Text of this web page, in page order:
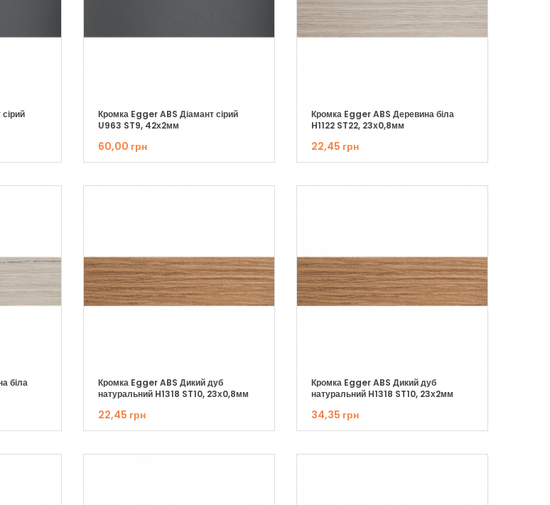
Кромка Egger ABS Діамант сірий
U963 ST9, 42х2мм
60,00 грн
Кромка Egger ABS Деревина біла
H1122 ST22, 23х0,8мм
22,45 грн
біла
Кромка Egger ABS Дикий дуб
натуральний H1318 ST10, 23х0,8мм
22,45 грн
Кромка Egger ABS Дикий дуб
натуральний H1318 ST10, 23х2мм
34,35 грн